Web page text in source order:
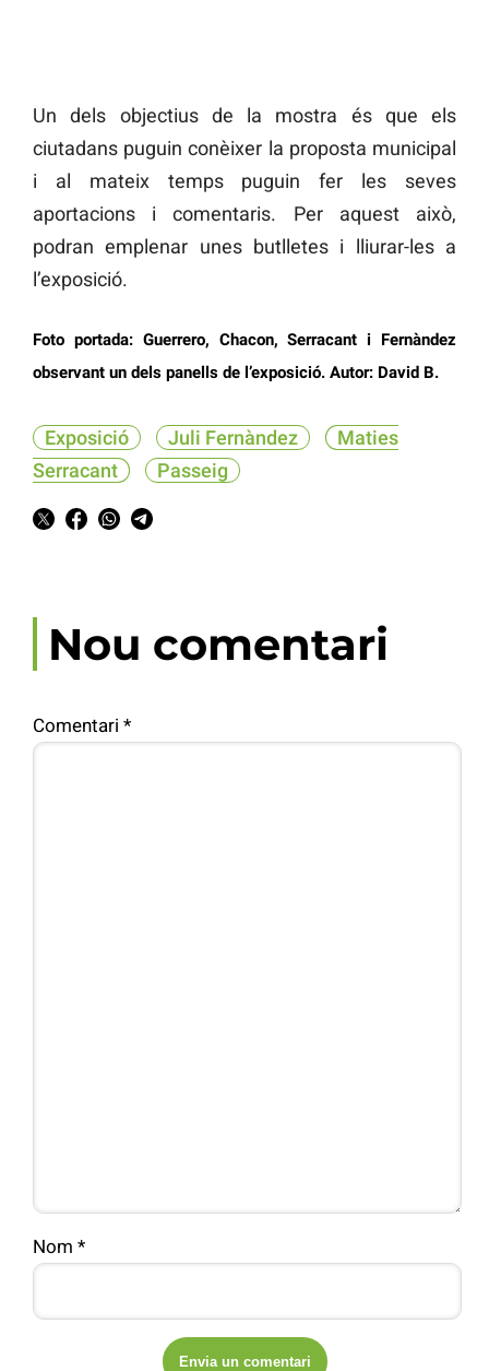
Un dels objectius de la mostra és que els
ciutadans puguin conèixer la proposta municipal
i al mateix temps puguin fer les seves
aportacions i comentaris. Per aquest això,
podran emplenar unes butlletes i lliurar-les a
l’exposició.
Foto portada: Guerrero, Chacon, Serracant i Fernàndez
observant un dels panells de l’exposició. Autor: David B.
Exposició Juli Fernàndez
Maties
Serracant
Passeig
Nou comentari
Comentari *
Nom *